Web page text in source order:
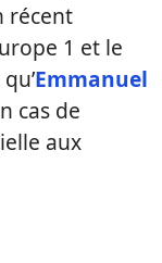
récent
1 et le
Emmanuel
cas de
aux